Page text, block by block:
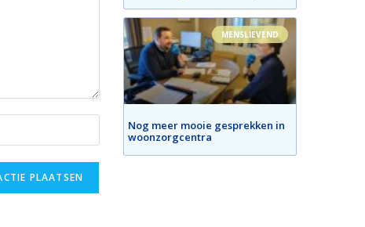
MENSLIEVEND
Nog meer mooie gesprekken in
woonzorgcentra